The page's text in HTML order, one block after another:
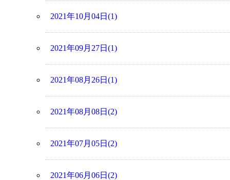
2021年10月04日(1)
2021年09月27日(1)
2021年08月26日(1)
2021年08月08日(2)
2021年07月05日(2)
2021年06月06日(2)